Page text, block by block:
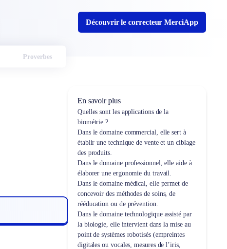
Découvrir le correcteur MerciApp
Proverbes
En savoir plus
Quelles sont les applications de la
biométrie ?
Dans le domaine commercial, elle sert à
établir une technique de vente et un ciblage
des produits.
Dans le domaine professionnel, elle aide à
élaborer une ergonomie du travail.
Dans le domaine médical, elle permet de
concevoir des méthodes de soins, de
rééducation ou de prévention.
Dans le domaine technologique assisté par
la biologie, elle intervient dans la mise au
point de systèmes robotisés (empreintes
digitales ou vocales, mesures de l’iris,